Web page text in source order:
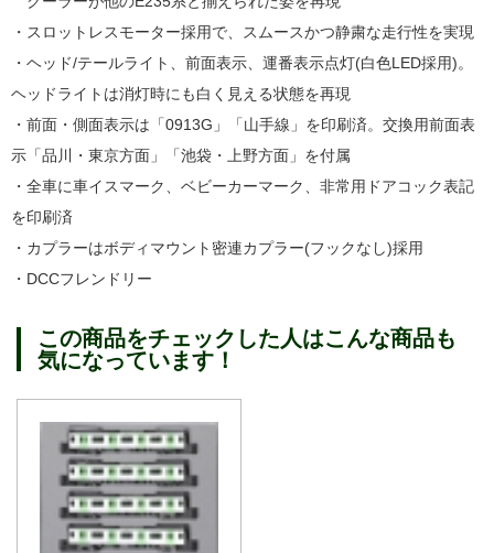
・スロットレスモーター採用で、スムースかつ静粛な走行性を実現
・ヘッド/テールライト、前面表示、運番表示点灯(白色LED採用)。
ヘッドライトは消灯時にも白く見える状態を再現
・前面・側面表示は「0913G」「山手線」を印刷済。交換用前面表
示「品川・東京方面」「池袋・上野方面」を付属
・全車に車イスマーク、ベビーカーマーク、非常用ドアコック表記
を印刷済
・カプラーはボディマウント密連カプラー(フックなし)採用
・DCCフレンドリー
この商品をチェックした人はこんな商品も
気になっています！